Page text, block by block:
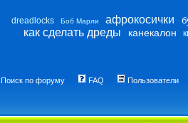
dreadlocks Боб Марли афрокосички
как сделать дреды канекалон
Поиск по форуму FAQ Пользователи